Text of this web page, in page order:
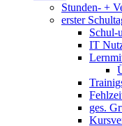
Stunden- +
erster
Schul-
IT
ges.